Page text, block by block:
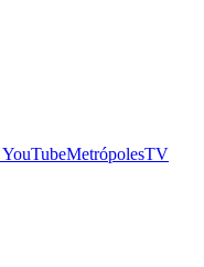
YouTubeMetrópolesTV